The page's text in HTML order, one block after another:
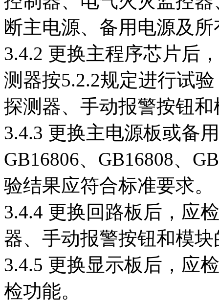
断主电源、备用电源及
3.4.2 更换主程序芯片后
测器按5.2.2规定进行试
探测器、手动报警按钮
3.4.3 更换主电源板或备
GB16806、GB16808、
验结果应符合标准要求。
3.4.4 更换回路板后，应
器、手动报警按钮和模
3.4.5 更换显示板后，应
检功能。